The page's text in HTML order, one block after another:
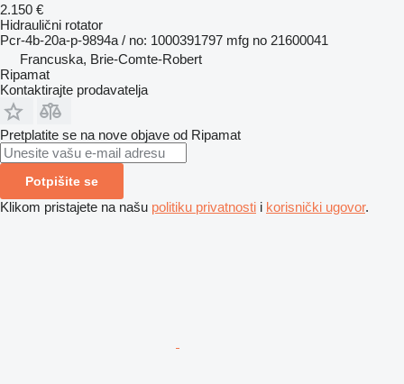
2.150 €
Hidraulični rotator
Pcr-4b-20a-p-9894a / no: 1000391797 mfg no 21600041
Francuska, Brie-Comte-Robert
Ripamat
Kontaktirajte prodavatelja
Pretplatite se na nove objave od Ripamat
Potpišite se
Klikom pristajete na našu politiku privatnosti i korisnički ugovor.